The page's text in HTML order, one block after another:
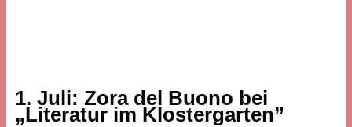
1. Juli: Zora del Buono bei
„Literatur im Klostergarten”